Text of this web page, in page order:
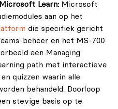
Learn: Microsoft
aan op het
die specifiek gericht
beheer en het MS-700
een Managing
path met interactieve
quizzen waarin alle
behandeld. Doorloop
stevige basis op te